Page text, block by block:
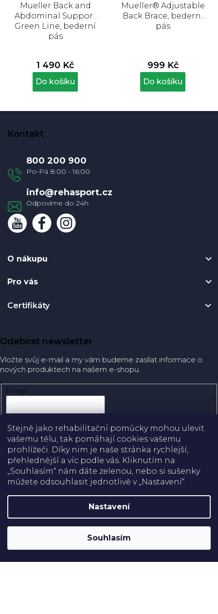
Stejně jako rehabilitační pomůcky mohou ulevit
vašemu tělu, tak pomáhají cookies vašemu
prohlížeči. Díky nim je naše stránka rychlejší,
přehlednější a víc podle vás. Kliknutím na
„Souhlasím“ nám dáte zelenou, nebo si sušenky
můžete odsouhlasit jednotlivě v „Nastavení“.
Nastavení
Souhlasím
Mueller Back and
Abdominal Support
Green Line, bederní
pás
1 490 Kč
Do košíku
Mueller® Adjustable
Back Brace, bederní
pás
999 Kč
Do košíku
Kontakt
info@rehasport.cz
800 200 900
O nákupu
Pro vás
Certifikáty
Doprava
Platba
Odebírat newsletter
Vložte svůj e-mail a my vám budeme zasílat informace o
nových produktech na našem e-shopu.
E-mail
Přihlásit se
Rehabilitační pomůcky
Upravit nastavení cookies